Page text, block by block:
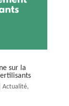
sur la
Actualité,